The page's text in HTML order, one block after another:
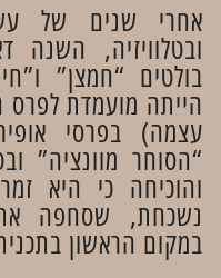
אחרי שנים של
ובטלוויזיה,
בולטים “חמצן”
הייתה מועמדת
עצמה) בפרסי
“הסוחר מוונציה”
והוכיחה כי היא
נשכחת, שסחפה
במקום הראשון